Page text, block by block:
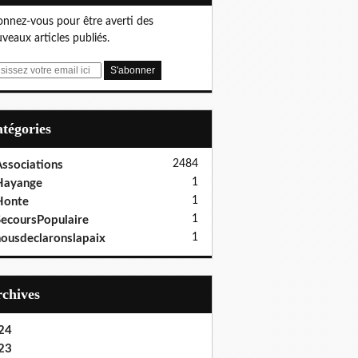
vous pour être averti des
articles publiés.
2484
1
1
1
1